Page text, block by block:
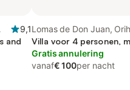
9,1
and
Lomas de Don Juan,
Villa voor 4 personen,
Gratis annulering
vanaf€ 100per nacht